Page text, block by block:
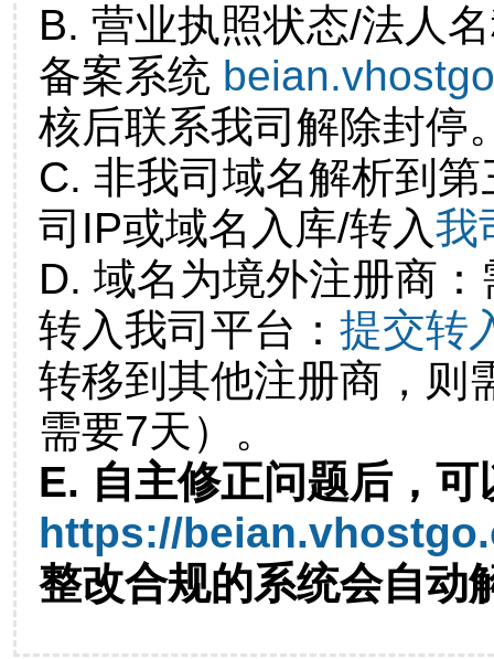
B. 营业执照状态/法人
备案系统
核后联系我司解除封停
C. 非我司域名解析到
司IP或域名入库/转入我
D. 域名为境外注册商
转入我司平台： 提交转
转移到其他注册商，则
需要7天）。
E. 自主修正问题后，可
https://
整改合规的系统会自动